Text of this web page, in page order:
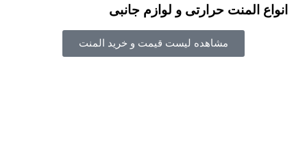
انواع المنت حرارتی و لوازم جانبی
مشاهده لیست قیمت و خرید المنت